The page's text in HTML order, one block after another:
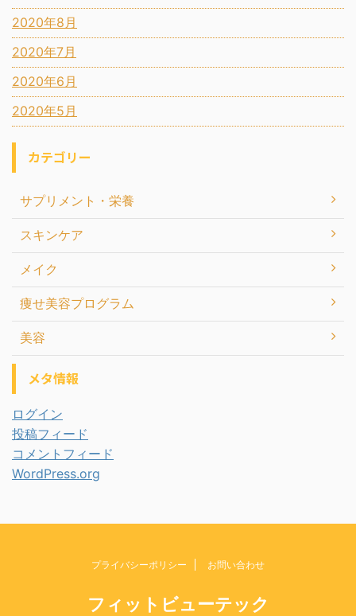
2020年8月
2020年7月
2020年6月
2020年5月
カテゴリー
サプリメント・栄養
スキンケア
メイク
痩せ美容プログラム
美容
メタ情報
ログイン
投稿フィード
コメントフィード
WordPress.org
プライバシーポリシー お問い合わせ
フィットビューテック